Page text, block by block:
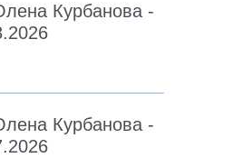
Курбанова -
Курбанова -